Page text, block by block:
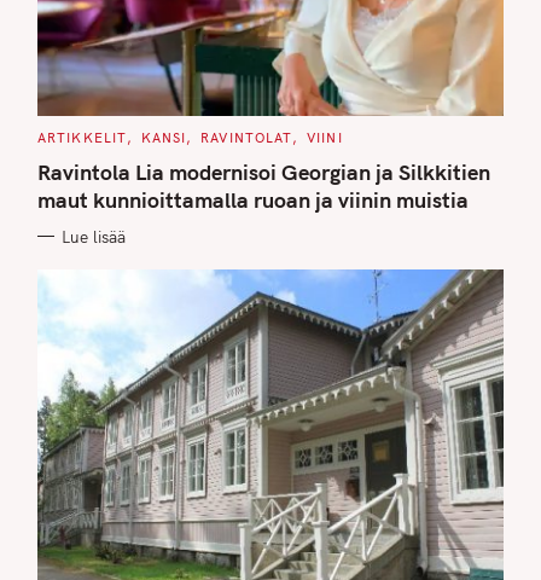
C
T
E
G
O
I
ARTIKKELIT KANSI RAVINTOLAT VIINI
Ravintola Lia modernisoi Georgian ja Silkkitien
maut kunnioittamalla ruoan ja viinin muistia
Lue lisää